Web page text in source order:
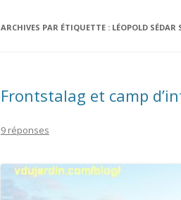
ARCHIVES PAR ÉTIQUETTE : LÉOPOLD SÉDAR
Frontstalag et camp
9 réponses